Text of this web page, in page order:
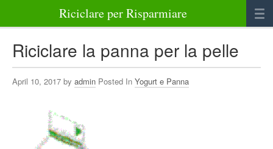
Riciclare per Risparmiare
Bellezza Benessere e Salute
Abbigliamento e Accessori
Riciclare la panna per la pelle
April 10, 2017 by admin Posted In Yogurt e Panna